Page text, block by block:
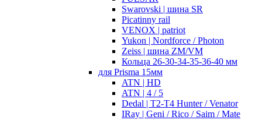
Swarovski | шина SR
Picatinny rail
VENOX | patriot
Yukon | Nordforce / Photon
Zeiss | шина ZM/VM
Кольца 26-30-34-35-36-40 мм
для Prisma 15мм
ATN | HD
ATN | 4 / 5
Dedal | T2-T4 Hunter / Venator
IRay | Geni / Rico / Saim / Mate